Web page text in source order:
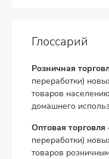
Глоссарий
Розничная
переработки)
товаров
домашнего
Оптовая торговля
переработки)
товаров